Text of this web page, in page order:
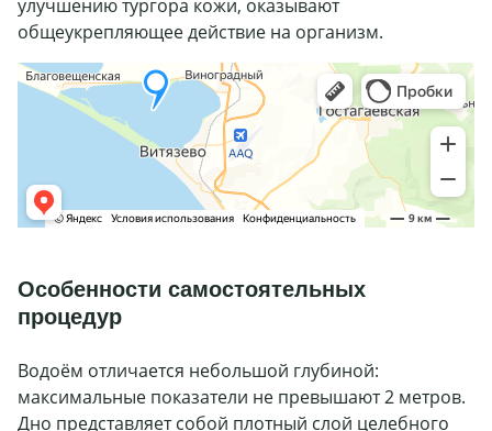
улучшению тургора кожи, оказывают
общеукрепляющее действие на организм.
Особенности самостоятельных
процедур
Водоём отличается небольшой глубиной:
максимальные показатели не превышают 2 метров.
Дно представляет собой плотный слой целебного